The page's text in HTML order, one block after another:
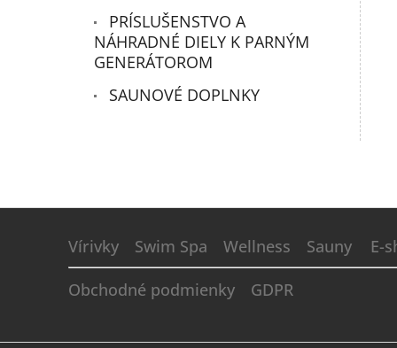
PRÍSLUŠENSTVO A
NÁHRADNÉ DIELY K PARNÝM
GENERÁTOROM
SAUNOVÉ DOPLNKY
Vírivky Swim Spa Wellness Sauny E-
Obchodné podmienky GDPR